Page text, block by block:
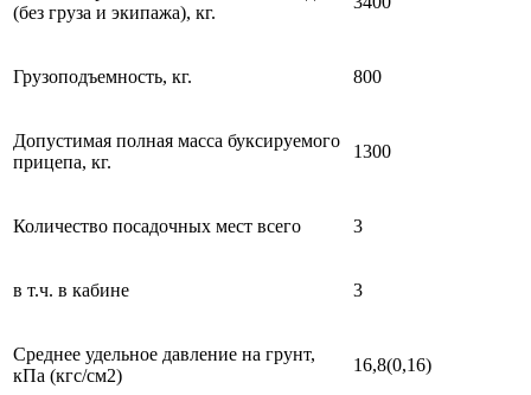
(без груза и экипажа), кг.
Грузоподъемность, кг. 800
Допустимая полная масса буксируемого
прицепа, кг.
1300
Количество посадочных мест всего 3
в т.ч. в кабине 3
Среднее удельное давление на грунт,
кПа (кгс/см2)
16,8(0,16)